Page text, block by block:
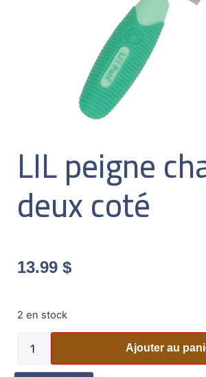
LIL peigne
deux coté
13.99 $
2 en stock
Ajouter au